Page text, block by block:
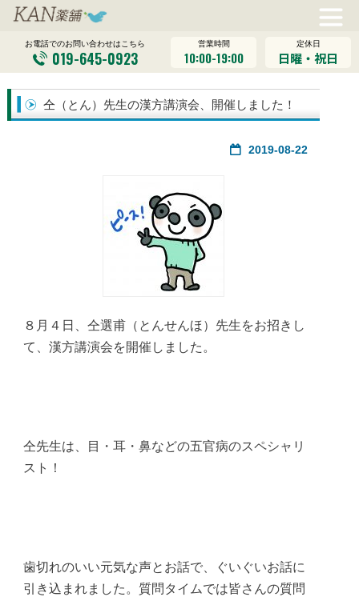
お電話でのお問い合わせはこちら
019-645-0923
営業時間
10:00-19:00
定休日
日曜・祝日
仝（とん）先生の漢方講演会、開催しました！
2019-08-22
８月４日、仝選甫（とんせんほ）先生をお招きし
て、漢方講演会を開催しました。
仝先生は、目・耳・鼻などの五官病のスペシャリ
スト！
歯切れのいい元気な声とお話で、ぐいぐいお話に
引き込まれました。質問タイムでは皆さんの質問